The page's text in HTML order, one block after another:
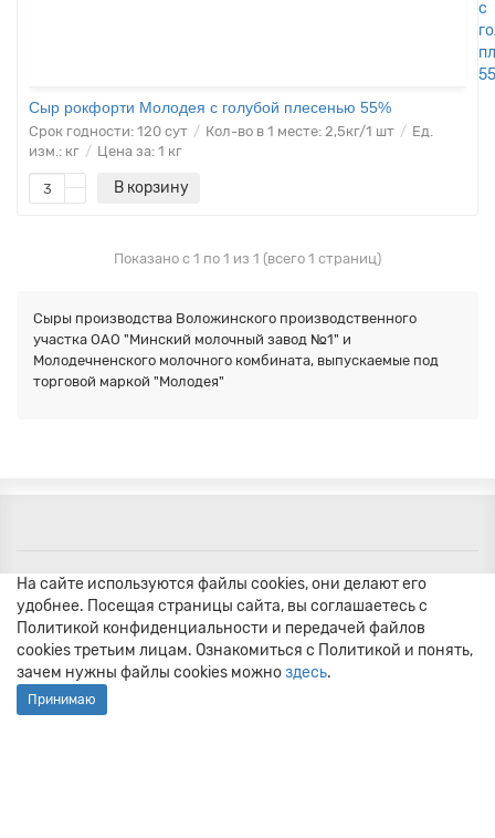
Сыр рокфорти Молодея с голубой плесенью 55%
Срок годности: 120 сут Кол-во в 1 месте: 2,5кг/1 шт
Ед.
изм.: кг Цена за: 1 кг
В корзину
Показано с 1 по 1 из 1 (всего 1 страниц)
Сыры производства Воложинского производственного
участка ОАО "Минский молочный завод №1" и
Молодечненского молочного комбината, выпускаемые под
торговой маркой "Молодея"
На сайте используются файлы cookies, они делают его
удобнее. Посещая страницы сайта, вы соглашаетесь с
Политикой конфиденциальности и передачей файлов
cookies третьим лицам. Ознакомиться с Политикой и понять,
зачем нужны файлы сookies можноздесь.
Принимаю